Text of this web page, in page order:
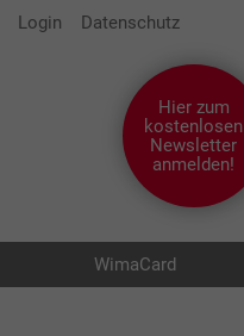
Login Datenschutz
Hier zum
kostenlosen
Newsletter
anmelden!
WimaCard